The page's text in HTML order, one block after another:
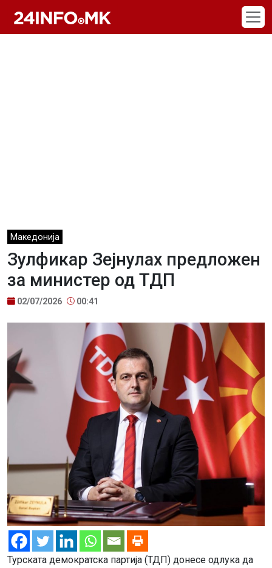
Македонија
Зулфикар Зејнулах предложен
за министер од ТДП
02/07/2026 00:41
Турската демократска партија (ТДП) донесе одлука да